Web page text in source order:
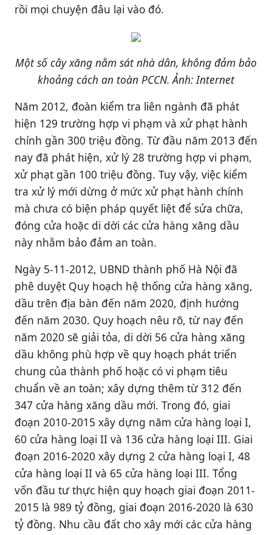
rồi mọi chuyện đâu lại vào đó.
Một số cây xăng nằm sát nhà dân, không đảm bảo
khoảng cách an toàn PCCN. Ảnh: Internet
Năm 2012, đoàn kiểm tra liên ngành đã phát
hiện 129 trường hợp vi phạm và xử phạt hành
chính gần 300 triệu đồng. Từ đầu năm 2013 đến
nay đã phát hiện, xử lý 28 trường hợp vi phạm,
xử phạt gần 100 triệu đồng. Tuy vậy, việc kiểm
tra xử lý mới dừng ở mức xử phạt hành chính
mà chưa có biện pháp quyết liệt để sửa chữa,
đóng cửa hoặc di dời các cửa hàng xăng dầu
này nhằm bảo đảm an toàn.
Ngày 5-11-2012, UBND thành phố Hà Nội đã
phê duyệt Quy hoạch hệ thống cửa hàng xăng,
dầu trên địa bàn đến năm 2020, định hướng
đến năm 2030. Quy hoạch nêu rõ, từ nay đến
năm 2020 sẽ giải tỏa, di dời 56 cửa hàng xăng
dầu không phù hợp về quy hoạch phát triển
chung của thành phố hoặc có vi phạm tiêu
chuẩn về an toàn; xây dựng thêm từ 312 đến
347 cửa hàng xăng dầu mới. Trong đó, giai
đoạn 2010-2015 xây dựng năm cửa hàng loại I,
60 cửa hàng loại II và 136 cửa hàng loại III. Giai
đoạn 2016-2020 xây dựng 2 cửa hàng loại I, 48
cửa hàng loại II và 65 cửa hàng loại III. Tổng
vốn đầu tư thực hiện quy hoạch giai đoạn 2011-
2015 là 989 tỷ đồng, giai đoạn 2016-2020 là 630
tỷ đồng. Nhu cầu đất cho xây mới các cửa hàng